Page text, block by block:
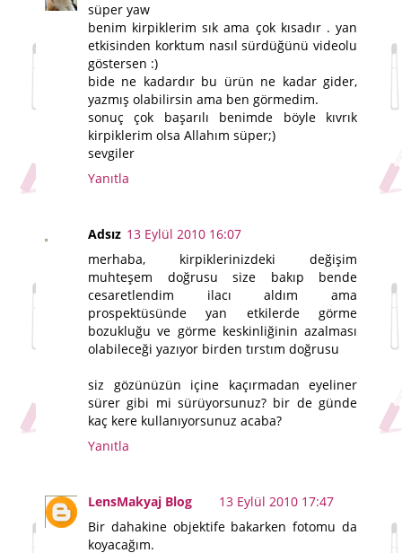
süper yaw
benim kirpiklerim sık ama çok kısadır . yan
etkisinden korktum nasıl sürdüğünü videolu
göstersen :)
bide ne kadardır bu ürün ne kadar gider,
yazmış olabilirsin ama ben görmedim.
sonuç çok başarılı benimde böyle kıvrık
kirpiklerim olsa Allahım süper;)
sevgiler
Yanıtla
Adsız 13 Eylül 2010 16:07
merhaba, kirpiklerinizdeki değişim
muhteşem doğrusu size bakıp bende
cesaretlendim ilacı aldım ama
prospektüsünde yan etkilerde görme
bozukluğu ve görme keskinliğinin azalması
olabileceği yazıyor birden tırstım doğrusu
siz gözünüzün içine kaçırmadan eyeliner
sürer gibi mi sürüyorsunuz? bir de günde
kaç kere kullanıyorsunuz acaba?
Yanıtla
LensMakyaj Blog
13 Eylül 2010 17:47
Bir dahakine objektife bakarken fotomu da
koyacağım.